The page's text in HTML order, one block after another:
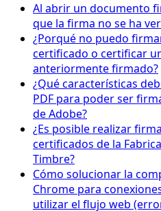
Al abrir un documento
que la firma no se ha
¿Porqué no puedo
certificado o certificar
anteriormente firmado?
¿Qué características
PDF para poder ser
de Adobe?
¿Es posible realizar
certificados de la
Timbre?
Cómo solucionar la
Chrome para
utilizar el flujo web